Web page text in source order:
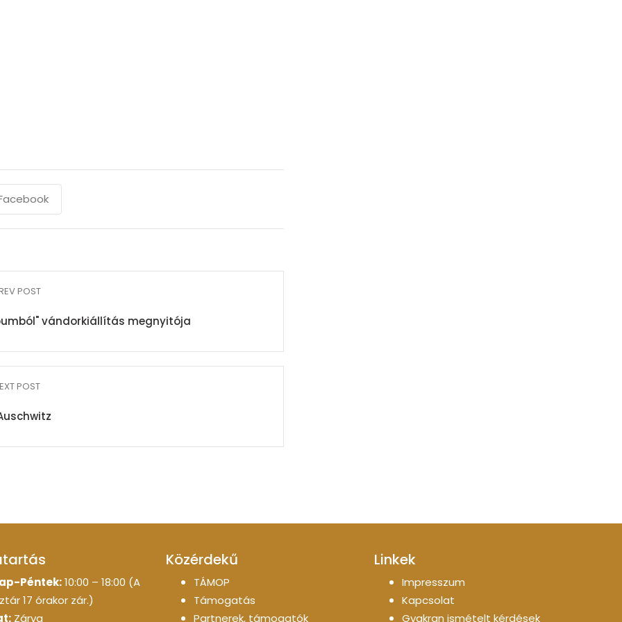
POST
vándorkiállítás megnyitója
POST
Péntek:10:00 – 18:00 (A
17 órakor zár.)
Zárva
Közérdekű
TÁMOP
Támogatás
Partnerek, támogatók
Linkek
Impresszum
Kapcsolat
Gyakran ismételt kérdések